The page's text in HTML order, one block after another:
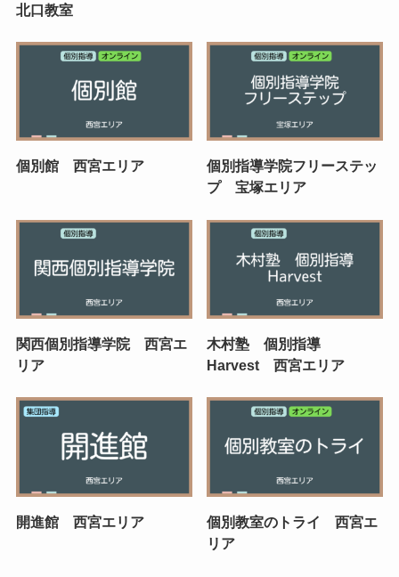
北口教室
個別館 西宮エリア
個別指導学院フリーステッ
プ 宝塚エリア
関西個別指導学院 西宮エ
リア
木村塾 個別指導
Harvest 西宮エリア
開進館 西宮エリア
個別教室のトライ 西宮エ
リア